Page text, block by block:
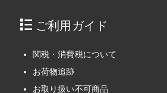
ご利用ガイド
関税・消費税について
お荷物追跡
お取り扱い不可商品